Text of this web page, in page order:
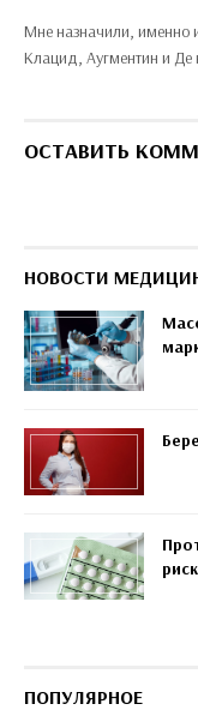
Мне назначили, именно
Клацид, Аугментин и Де
ОСТАВИТЬ
НОВОСТИ
ПОПУЛЯРНОЕ